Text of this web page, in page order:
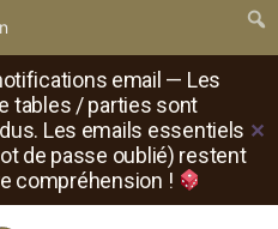
email — Les
tables / parties sont
Les emails essentiels
de passe oublié) restent
compréhension !
✕